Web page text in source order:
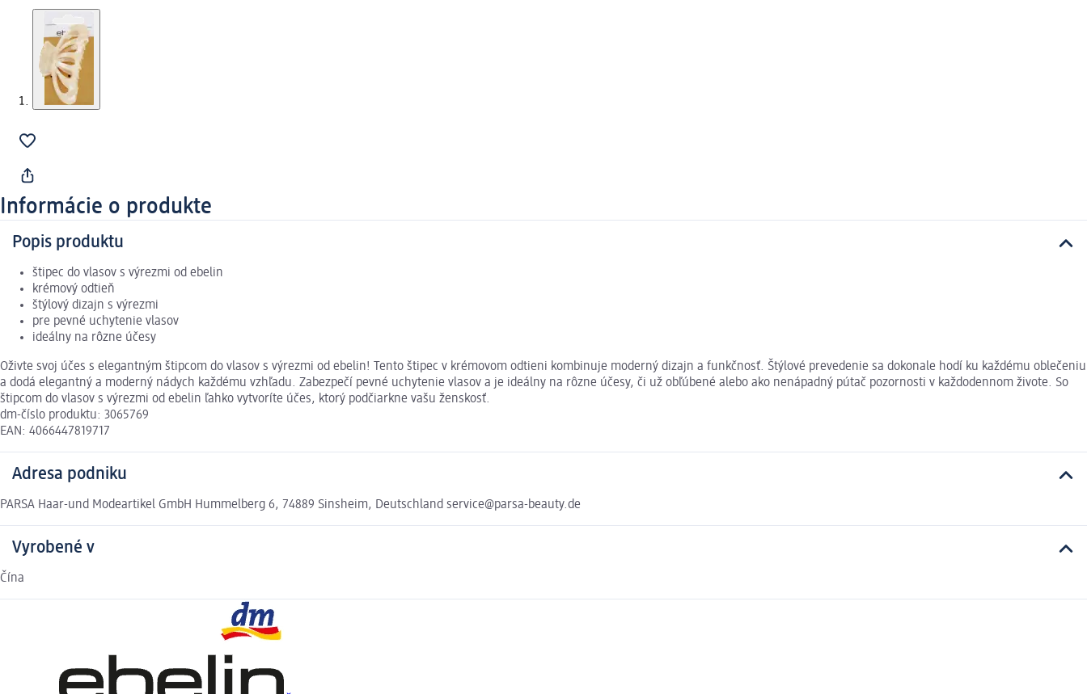
Informácie o produkte
Popis produktu
štipec do vlasov s výrezmi od ebelin
krémový odtieň
štýlový dizajn s výrezmi
pre pevné uchytenie vlasov
ideálny na rôzne účesy
Oživte svoj účes s elegantným štipcom do vlasov s výrezmi od ebelin! Tento štipec v krémovom odtieni kombinuje moderný dizajn a funkčnosť. Štýlové prevedenie sa dokonale hodí ku každému oblečeniu
a dodá elegantný a moderný nádych každému vzhľadu. Zabezpečí pevné uchytenie vlasov a je ideálny na rôzne účesy, či už obľúbené alebo ako nenápadný pútač pozornosti v každodennom živote. So
štipcom do vlasov s výrezmi od ebelin ľahko vytvoríte účes, ktorý podčiarkne vašu ženskosť.
dm-číslo produktu: 3065769
EAN: 4066447819717
Adresa podniku
PARSA Haar-und Modeartikel GmbH Hummelberg 6, 74889 Sinsheim, Deutschland service@parsa-beauty.de
Vyrobené v
Čína